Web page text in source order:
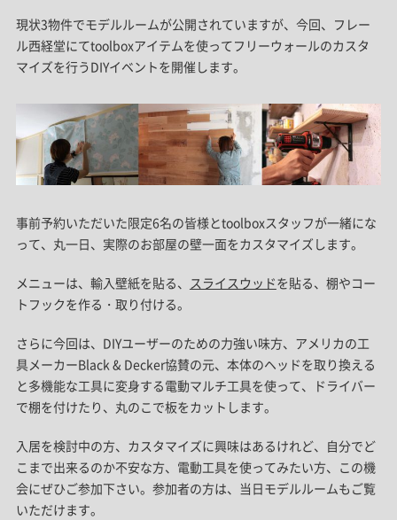
現状3物件でモデルルームが公開されていますが、今回、フレー
ル西経堂にてtoolboxアイテムを使ってフリーウォールのカスタ
マイズを行うDIYイベントを開催します。
事前予約いただいた限定6名の皆様とtoolboxスタッフが一緒にな
って、丸一日、実際のお部屋の壁一面をカスタマイズします。
メニューは、輸入壁紙を貼る、 スライスウッドを貼る、棚やコー
トフックを作る・取り付ける。
さらに今回は、DIYユーザーのための力強い味方、アメリカの工
具メーカーBlack & Decker協賛の元、本体のヘッドを取り換える
と多機能な工具に変身する電動マルチ工具を使って、ドライバー
で棚を付けたり、丸のこで板をカットします。
入居を検討中の方、カスタマイズに興味はあるけれど、自分でど
こまで出来るのか不安な方、電動工具を使ってみたい方、この機
会にぜひご参加下さい。参加者の方は、当日モデルルームもご覧
いただけます。